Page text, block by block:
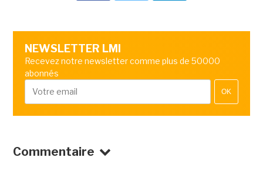
NEWSLETTER LMI
Recevez notre newsletter comme plus de 50000
abonnés
OK
Commentaire